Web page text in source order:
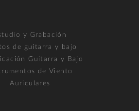
y Grabación
de guitarra y bajo
Guitarra y Bajo
de Viento
Auriculares